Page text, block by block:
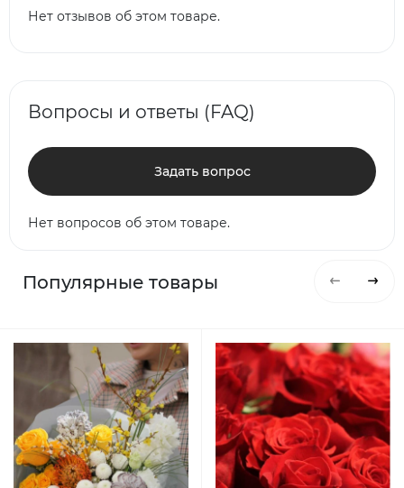
Нет отзывов об этом товаре.
Вопросы и ответы (FAQ)
Задать вопрос
Нет вопросов об этом товаре.
Популярные товары